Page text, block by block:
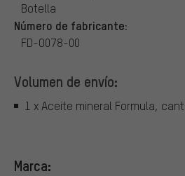
Botella
Número de fabricante:
FD-O078-00
Volumen de envío:
1 x Aceite mineral Formula,
Marca: